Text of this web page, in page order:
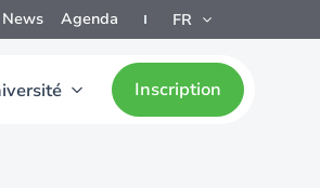
News Agenda FR
Inscription